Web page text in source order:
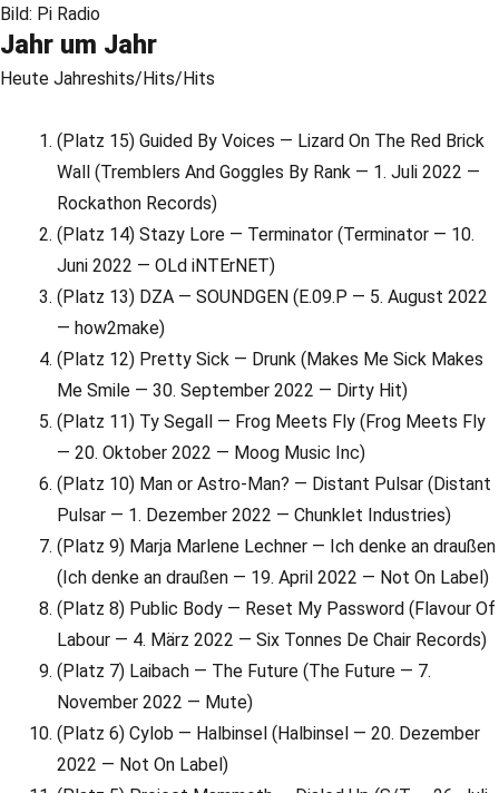
Bild: Pi Radio
Jahr um Jahr
Heute Jahreshits/Hits/Hits
(Platz 15) Guided By Voices — Lizard On The Red Brick
Wall (Tremblers And Goggles By Rank — 1. Juli 2022 —
Rockathon Records)
(Platz 14) Stazy Lore — Terminator (Terminator — 10.
Juni 2022 — OLd iNTErNET)
(Platz 13) DZA — SOUNDGEN (E.09.P — 5. August 2022
— how2make)
(Platz 12) Pretty Sick — Drunk (Makes Me Sick Makes
Me Smile — 30. September 2022 — Dirty Hit)
(Platz 11) Ty Segall — Frog Meets Fly (Frog Meets Fly
— 20. Oktober 2022 — Moog Music Inc)
(Platz 10) Man or Astro-Man? — Distant Pulsar (Distant
Pulsar — 1. Dezember 2022 — Chunklet Industries)
(Platz 9) Marja Marlene Lechner — Ich denke an draußen
(Ich denke an draußen — 19. April 2022 — Not On Label)
(Platz 8) Public Body — Reset My Password (Flavour Of
Labour — 4. März 2022 — Six Tonnes De Chair Records)
(Platz 7) Laibach — The Future (The Future — 7.
November 2022 — Mute)
(Platz 6) Cylob — Halbinsel (Halbinsel — 20. Dezember
2022 — Not On Label)